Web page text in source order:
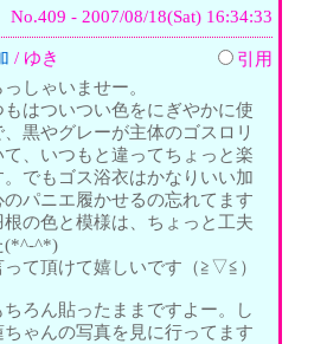
No.409 - 2007/08/18(Sat) 16:34:33
/ ゆき
引用
しゃいませー。
はついつい色をにぎやかに使
黒やグレーが主体のゴスロリ
、いつもと違ってちょっと楽
。でもゴス浴衣はかなりいい加
パニエ履かせるの忘れてます
の色と模様は、ちょっと工夫
(*^-^*)
て頂けて嬉しいです（≧▽≦）
ろん貼ったままですよー。し
ちゃんの写真を見に行ってます